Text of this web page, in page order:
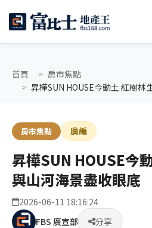
首頁
房市焦點
昇樺SUN HOUSE今動土 紅樹林
房市焦點 廣編
昇樺SUN HOUSE今
與山河海景盡收眼底
2026-06-11 18:16:24
FBS 廣宣部
分享